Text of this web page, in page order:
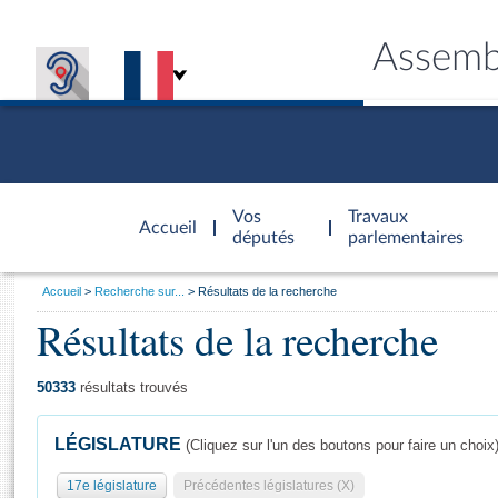
Accueil
d'accueil
Vos
députés
Travaux
parlementaires
Général
Vous
Accueil Recherche sur... Résultats de la recherche
Résultats de la recherche
50333 résultats trouvés
LÉGISLATURE (Cliquez sur l'un des boutons pour faire un choix)
17e législature Précédentes législatures (X)